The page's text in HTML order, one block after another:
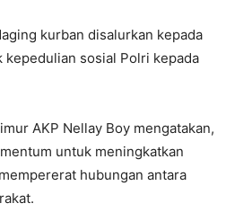
kurban disalurkan kepada
kepedulian sosial Polri kepada
AKP Nellay Boy mengatakan,
untuk meningkatkan
hubungan antara